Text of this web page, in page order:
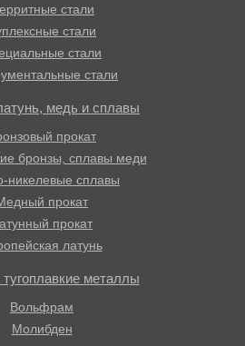
стали
стали
стали
стали
медь и сплавы
прокат
бронзы, сплавы меди
никелевые сплавы
прокат
прокат
латунь
тугоплавкие металлы
Вольфрам
Молибден